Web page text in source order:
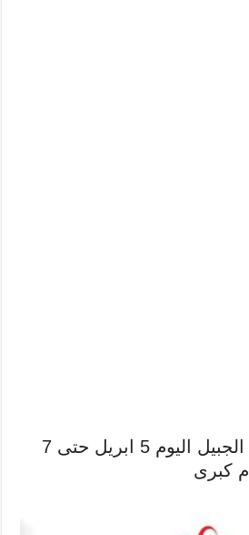
عروض نستو الخبر الجبيل اليوم 5 ابريل حتى 7